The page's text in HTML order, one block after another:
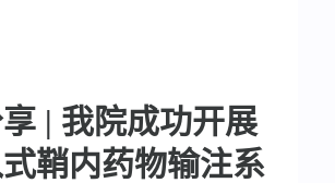
| 我院成功开展
鞘内药物输注系